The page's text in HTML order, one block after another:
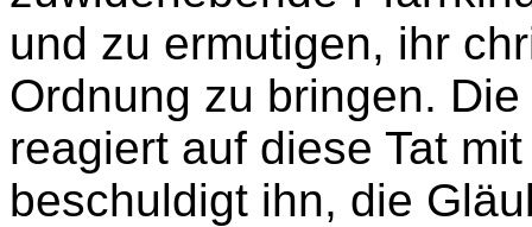
und zu ermutigen, ihr
Ordnung zu bringen.
reagiert auf diese Tat
beschuldigt ihn, die